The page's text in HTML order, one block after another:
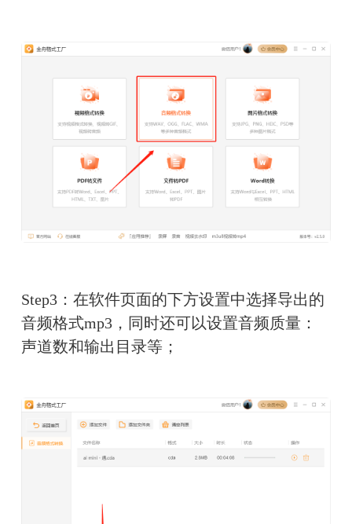
Step3：在软件页面的下方设置中选择导出的
音频格式mp3，同时还可以设置音频质量：
声道数和输出目录等；